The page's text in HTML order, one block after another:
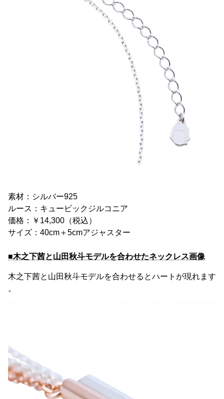
素材：シルバー925
ルース：キュービックジルコニア
価格：￥14,300（税込）
サイズ：40cm＋5cmアジャスター
■木之下茜と山田秋斗モデルを合わせたネックレス画像
木之下茜と山田秋斗モデルを合わせるとハートが現れます
。